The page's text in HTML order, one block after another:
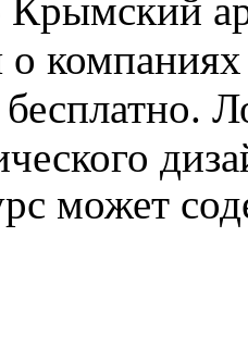
компаниях
может